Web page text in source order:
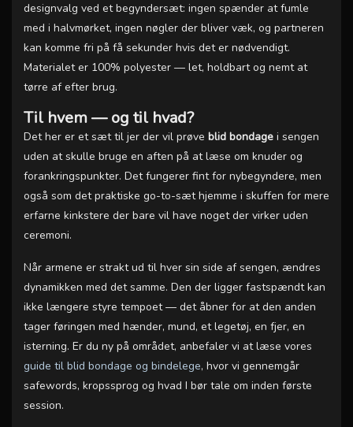
designvalg ved et begyndersæt: ingen spænder at fumle
med i halvmørket, ingen nøgler der bliver væk, og partneren
kan komme fri på få sekunder hvis det er nødvendigt.
Materialet er 100% polyester — let, holdbart og nemt at
tørre af efter brug.
Til hvem — og til hvad?
Det her er et sæt til jer der vil prøve blid bondage i sengen
uden at skulle bruge en aften på at læse om knuder og
forankringspunkter. Det fungerer fint for nybegyndere, men
også som det praktiske go-to-sæt hjemme i skuffen for mere
erfarne kinkstere der bare vil have noget der virker uden
ceremoni.
Når armene er strakt ud til hver sin side af sengen, ændres
dynamikken med det samme. Den der ligger fastspændt kan
ikke længere styre tempoet — det åbner for at den anden
tager føringen med hænder, mund, et legetøj, en fjer, en
isterning. Er du ny på området, anbefaler vi at læse vores
guide til blid bondage og bindelege, hvor vi gennemgår
safewords, kropssprog og hvad I bør tale om inden første
session.